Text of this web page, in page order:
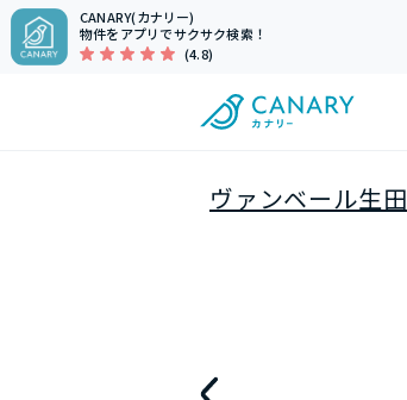
CANARY(カナリー)
物件をアプリでサクサク検索！
(4.8)
ヴァンベール生田